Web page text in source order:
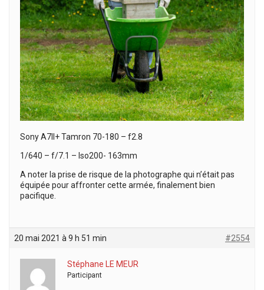
Sony A7II+ Tamron 70-180 – f2.8
1/640 – f/7.1 – Iso200- 163mm
A noter la prise de risque de la photographe qui n’était pas
équipée pour affronter cette armée, finalement bien
pacifique.
20 mai 2021 à 9 h 51 min #2554
Stéphane LE MEUR
Participant